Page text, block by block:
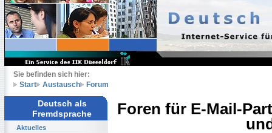
Sie befinden sich hier:
Start
Austausch Forum
Deutsch als
Fremdsprache
Aktuelles
Foren für E-Mail-